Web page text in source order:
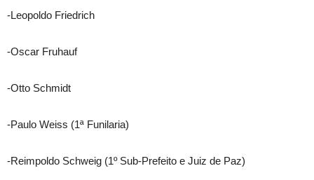
-Leopoldo Friedrich
-Oscar Fruhauf
-Otto Schmidt
-Paulo Weiss (1ª Funilaria)
-Reimpoldo Schweig (1º Sub-Prefeito e Juiz de Paz)